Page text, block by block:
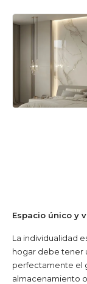
Espacio único y
La individualidad
hogar debe tener
perfectamente el
almacenamiento